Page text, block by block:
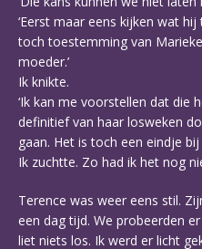
‘Eerst maar eens kijken wat
toch toestemming van
moeder.’
Ik knikte.
‘Ik kan me voorstellen dat die
definitief van haar losweken
gaan. Het is toch een eindje bij
Ik zuchtte. Zo had ik het nog
Terence was weer eens stil.
een dag tijd. We probeerden
liet niets los. Ik werd er licht